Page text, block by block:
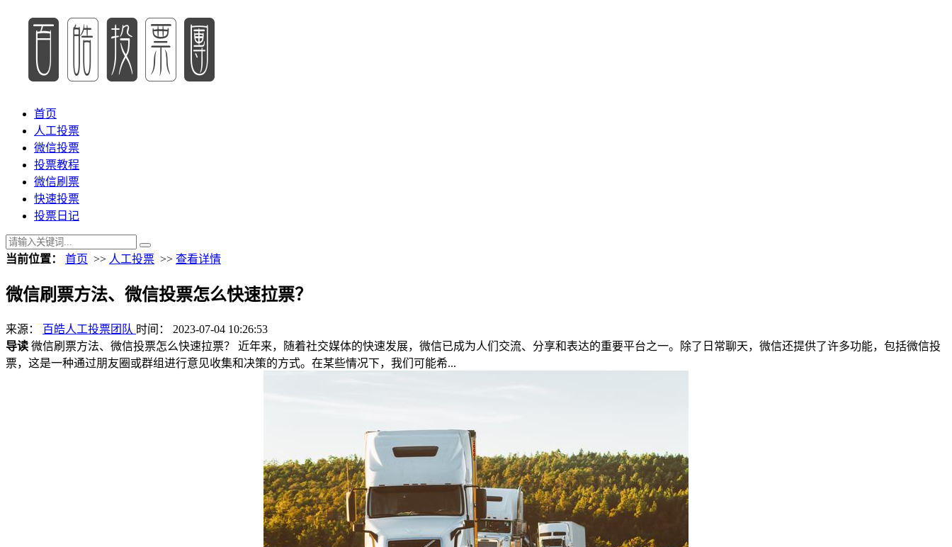
首页
人工投票
微信投票
投票教程
微信刷票
快速投票
投票日记
当前位置： 首页 >> 人工投票 >> 查看详情
微信刷票方法、微信投票怎么快速拉票？
来源： 百皓人工投票团队 时间： 2023-07-04 10:26:53
导读 微信刷票方法、微信投票怎么快速拉票？ 近年来，随着社交媒体的快速发展，微信已成为人们交流、分享和表达的重要平台之一。除了日常聊天，微信还提供了许多功能，包括微信投
票，这是一种通过朋友圈或群组进行意见收集和决策的方式。在某些情况下，我们可能希...